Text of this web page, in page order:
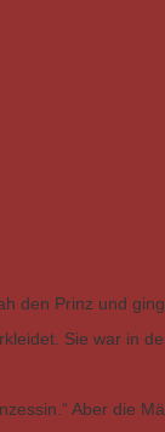
den Prinz und
Sie war in
Aber die